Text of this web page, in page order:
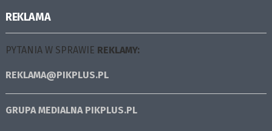
REKLAMA
PYTANIA W SPRAWIE REKLAMY:
REKLAMA@PIKPLUS.PL
GRUPA MEDIALNA PIKPLUS.PL